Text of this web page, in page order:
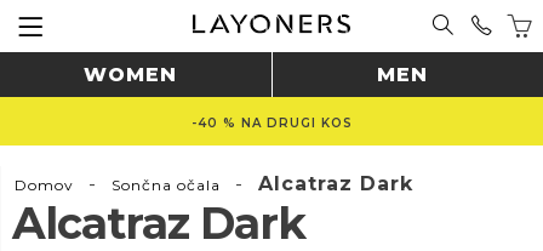
WOMEN MEN
-40 % NA DRUGI KOS
Domov - Sončna očala - Alcatraz Dark
Alcatraz Dark